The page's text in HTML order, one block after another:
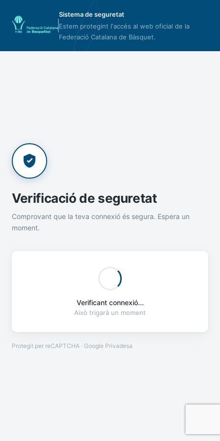
Sistema de seguretat
Estem protegint l'accés al web oficial de la
Federació Catalana de Bàsquet.
Verificació de seguretat
Comprovant que la teva connexió és segura. Espera un
moment.
Verificant connexió...
Això trigarà un moment
Protegit per reCAPTCHA · Google Privadesa